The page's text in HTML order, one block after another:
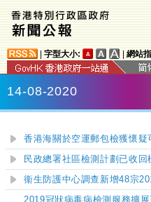
字型大小: 網站
14-08-2020
香港海關於空運郵包檢獲懷疑
民政總署社區檢測計劃已收回
衞生防護中心調查新增48宗
2019冠狀病毒病檢測服務擴